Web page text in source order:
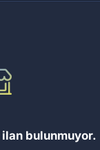
bulunmuyor.